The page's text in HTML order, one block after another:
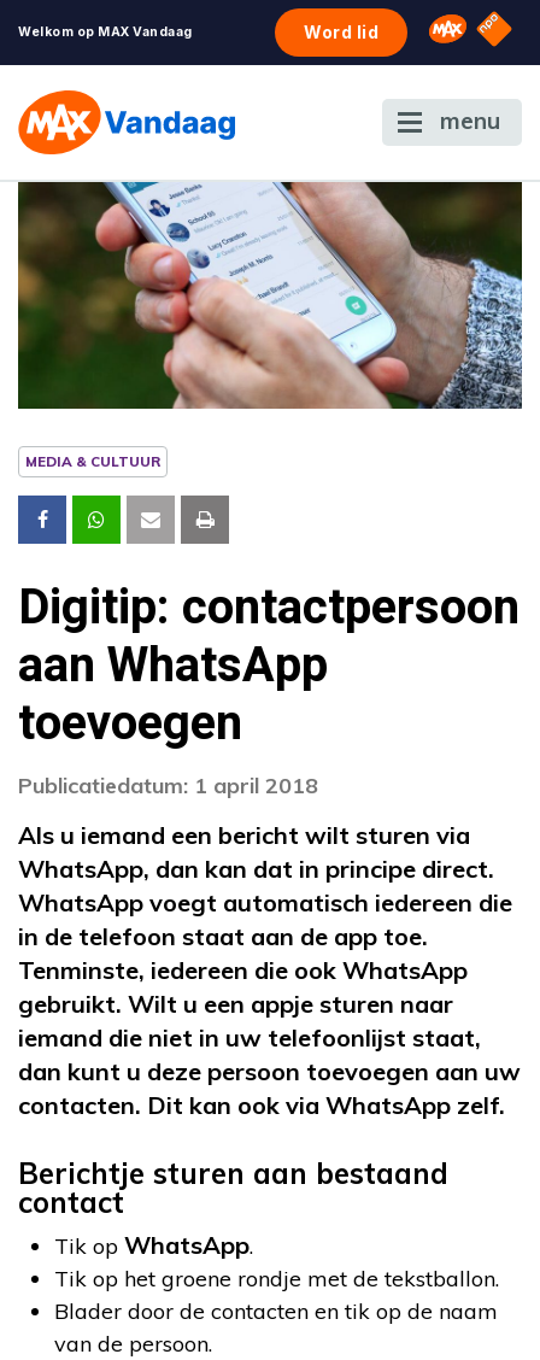
Welkom op MAX Vandaag Word lid Omroep
NPO
menu
MEDIA & CULTUUR
Digitip: contactpersoon
aan WhatsApp
toevoegen
Publicatiedatum: 1 april 2018
Als u iemand een bericht wilt sturen via
WhatsApp, dan kan dat in principe direct.
WhatsApp voegt automatisch iedereen die
in de telefoon staat aan de app toe.
Tenminste, iedereen die ook WhatsApp
gebruikt. Wilt u een appje sturen naar
iemand die niet in uw telefoonlijst staat,
dan kunt u deze persoon toevoegen aan uw
contacten. Dit kan ook via WhatsApp zelf.
Berichtje sturen aan bestaand
contact
Tik op WhatsApp.
Tik op het groene rondje met de tekstballon.
Blader door de contacten en tik op de naam
van de persoon.